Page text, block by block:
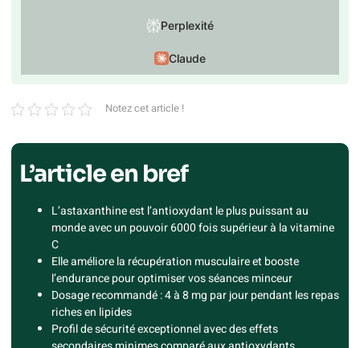
Perplexité
Claude
Notez cet article !
L’article en bref
L’astaxanthine est l’antioxydant le plus puissant au
monde avec un pouvoir 6000 fois supérieur à la vitamine
C
Elle améliore la récupération musculaire et booste
l’endurance pour optimiser vos séances minceur
Dosage recommandé : 4 à 8 mg par jour pendant les repas
riches en lipides
Profil de sécurité exceptionnel avec des effets